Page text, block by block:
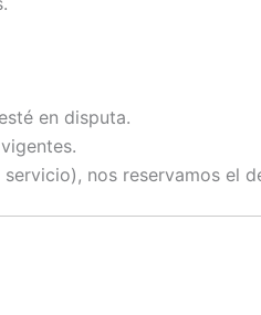
en disputa.
nos reservamos el